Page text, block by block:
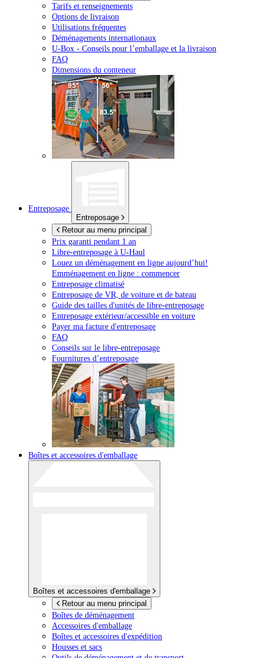
Tarifs et renseignements
Options de livraison
Utilisations fréquentes
Déménagements internationaux
U-Box - Conseils pour l’emballage et la livraison
FAQ
Dimensions du conteneur
Entreposage
Entreposage
Retour au menu principal
Prix garanti pendant 1 an
Libre-entreposage à U-Haul
Louez un déménagement en ligne aujourd’hui!
Emménagement en ligne : commencer
Entreposage climatisé
Entreposage de VR, de voiture et de bateau
Guide des tailles d'unités de libre-entreposage
Entreposage extérieur/accessible en voiture
Payer ma facture d'entreposage
FAQ
Conseils sur le libre-entreposage
Fournitures d’entreposage
Boîtes et accessoires d'emballage
Boîtes et accessoires d'emballage
Retour au menu principal
Boîtes de déménagement
Accessoires d'emballage
Boîtes et accessoires d'expédition
Housses et sacs